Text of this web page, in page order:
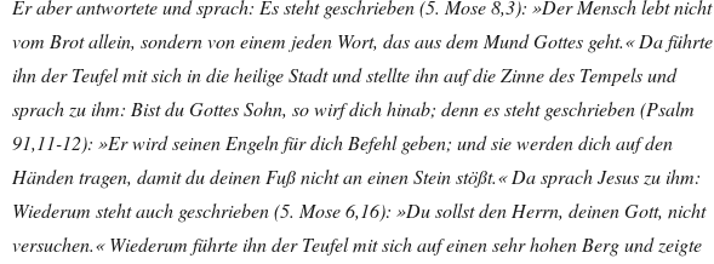
Er aber antwortete und sprach: Es steht geschrieben (5. Mose 8,3): »Der Mensch lebt nicht
vom Brot allein, sondern von einem jeden Wort, das aus dem Mund Gottes geht.« Da führte
ihn der Teufel mit sich in die heilige Stadt und stellte ihn auf die Zinne des Tempels und
sprach zu ihm: Bist du Gottes Sohn, so wirf dich hinab; denn es steht geschrieben (Psalm
91,11-12): »Er wird seinen Engeln für dich Befehl geben; und sie werden dich auf den
Händen tragen, damit du deinen Fuß nicht an einen Stein stößt.« Da sprach Jesus zu ihm:
Wiederum steht auch geschrieben (5. Mose 6,16): »Du sollst den Herrn, deinen Gott, nicht
versuchen.« Wiederum führte ihn der Teufel mit sich auf einen sehr hohen Berg und zeigte